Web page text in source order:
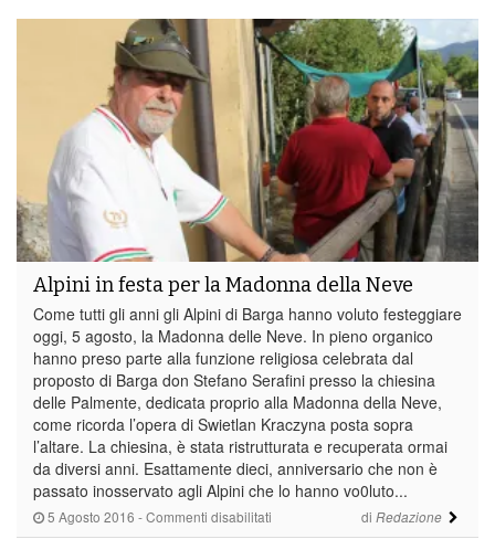
5 Agosto 2016 -Commenti disabilitati
Alpini
di Redazione
Alpini in festa per la Madonna della Neve
Come tutti gli anni gli Alpini di Barga hanno voluto festeggiare
oggi, 5 agosto, la Madonna delle Neve. In pieno organico
hanno preso parte alla funzione religiosa celebrata dal
proposto di Barga don Stefano Serafini presso la chiesina
delle Palmente, dedicata proprio alla Madonna della Neve,
come ricorda l’opera di Swietlan Kraczyna posta sopra
l’altare. La chiesina, è stata ristrutturata e recuperata ormai
da diversi anni. Esattamente dieci, anniversario che non è
passato inosservato agli Alpini che lo hanno vo0luto...